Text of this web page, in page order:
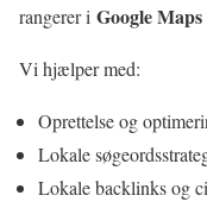
rangerer i Google Maps
Vi hjælper med:
Oprettelse og
Lokale
Lokale backlinks og